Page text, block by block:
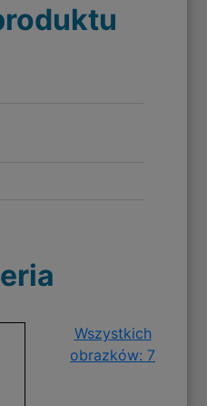
Wszystkich
obrazków: 7